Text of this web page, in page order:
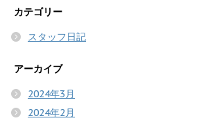
カテゴリー
スタッフ日記
アーカイブ
2024年3月
2024年2月